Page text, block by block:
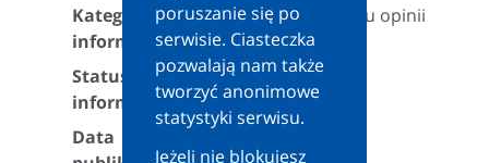
Kategoria
informacji:
Informacja o wydaniu opinii
zabezpieczającej
Status
informacji:
Aktualna
Data
2025-04-01
poruszanie się po
serwisie. Ciasteczka
pozwalają nam także
tworzyć anonimowe
statystyki serwisu.
Jeżeli nie blokujesz